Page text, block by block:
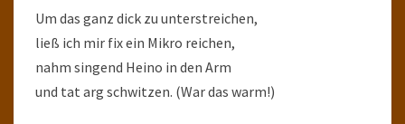
Um das ganz dick zu unterstreichen,
ließ ich mir fix ein Mikro reichen,
nahm singend Heino in den Arm
und tat arg schwitzen. (War das warm!)